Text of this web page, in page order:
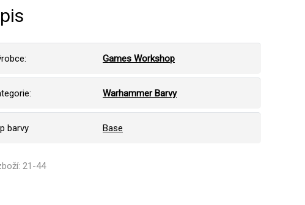
Games Workshop
Warhammer Barvy
barvy Base
21-44